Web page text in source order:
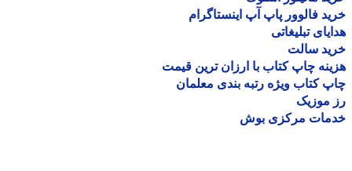
فالوور پاپ آپ اینستاگرام
تبلیغاتی
سالت
چاپ کتاب با ارزان ترین قیمت
کتاب ویژه رتبه بندی معلمان
موزیک
مرکزی بوش